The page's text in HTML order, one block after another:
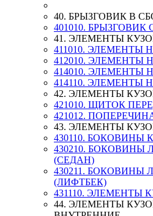
40. БРЫЗГОВИК В
401010.
41. ЭЛЕМЕНТЫ
411010. ЭЛЕМЕНТЫ
412010. ЭЛЕМЕНТЫ
414010.
414110. ЭЛЕМЕНТЫ
42. ЭЛЕМЕНТЫ
421010. ЩИТОК
421012.
43. ЭЛЕМЕНТЫ
430110. БОКОВИНЫ
430210. БОКОВИНЫ
(СЕДАН)
430211. БОКОВИНЫ
(ЛИФТБЕК)
431110. ЭЛЕМЕНТЫ
44. ЭЛЕМЕНТЫ